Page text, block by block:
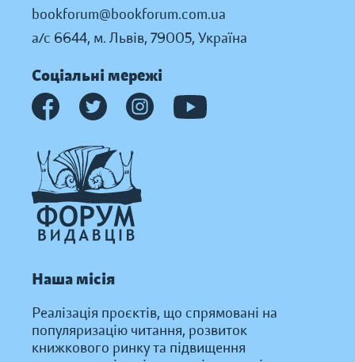
bookforum@bookforum.com.ua
а/с 6644, м. Львів, 79005, Україна
Соціальні мережі
Наша місія
Реалізація проєктів, що спрямовані на
популяризацію читання, розвиток
книжкового ринку та підвищення